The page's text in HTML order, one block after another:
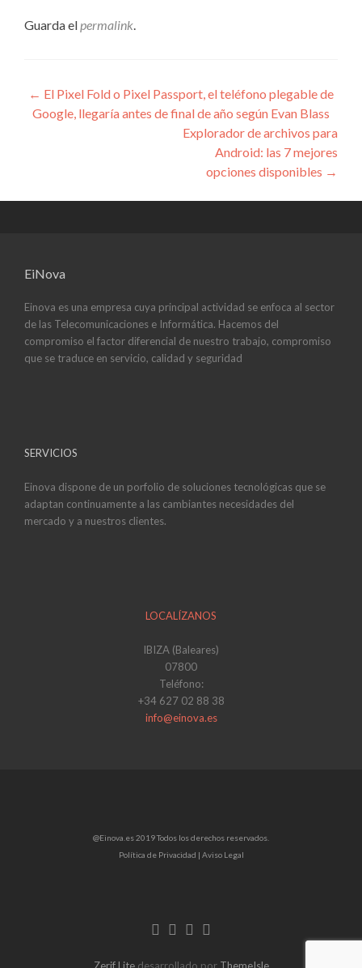
Guarda el permalink
Navegación
de
← El Pixel Fold o Pixel Passport, el teléfono plegable de
Google, llegaría antes de final de año según Evan Blass
Explorador de archivos para
Android: las 7 mejores
opciones disponibles →
EiNova
Einova es una empresa cuya principal actividad se enfoca al sector
de las Telecomunicaciones e Informática. Hacemos del
compromiso el factor diferencial de nuestro trabajo, compromiso
que se traduce en servicio, calidad y seguridad
SERVICIOS
Einova dispone de un porfolio de soluciones tecnológicas que se
adaptan continuamente a las cambiantes necesidades del
mercado y a nuestros clientes.
LOCALÍZANOS
IBIZA (Baleares)
07800
Teléfono:
+34 627 02 88 38
info@einova.es
@Einova.es 2019 Todos los derechos reservados.
Política de Privacidad | Aviso Legal
Enlace
Facebook
Enlace
Twitter
Enlace
Linkedin